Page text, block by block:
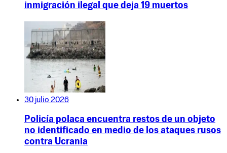
inmigración ilegal que deja 19 muertos
30 julio 2026
Policía polaca encuentra restos de un objeto
no identificado en medio de los ataques rusos
contra Ucrania